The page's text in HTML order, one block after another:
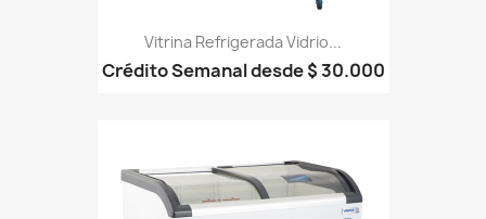
Vitrina Refrigerada Vidrio...
Crédito Semanal desde $ 30.000